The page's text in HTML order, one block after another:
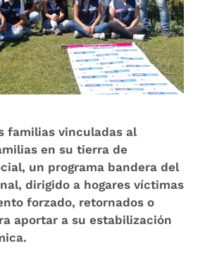
familias vinculadas al
en su tierra de
un programa bandera del
dirigido a hogares víctimas
forzado, retornados o
aportar a​ su estabilización